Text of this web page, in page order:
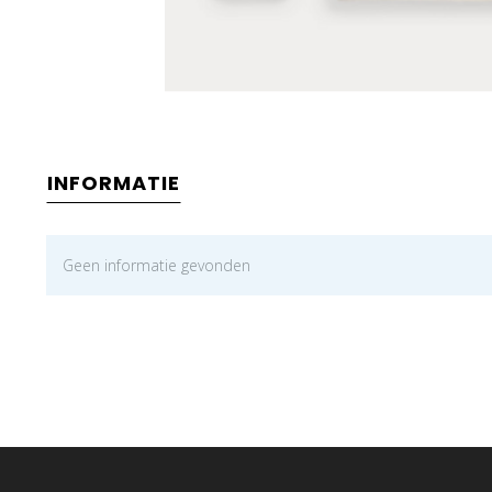
INFORMATIE
Geen informatie gevonden